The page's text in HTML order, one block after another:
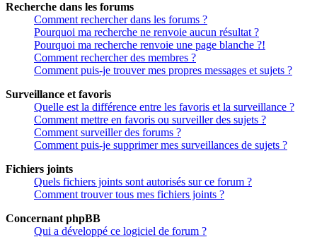
Recherche dans les forums
Comment rechercher dans les forums ?
Pourquoi ma recherche ne renvoie aucun résultat ?
Pourquoi ma recherche renvoie une page blanche ?!
Comment rechercher des membres ?
Comment puis-je trouver mes propres messages et sujets ?
Surveillance et favoris
Quelle est la différence entre les favoris et la surveillance ?
Comment mettre en favoris ou surveiller des sujets ?
Comment surveiller des forums ?
Comment puis-je supprimer mes surveillances de sujets ?
Fichiers joints
Quels fichiers joints sont autorisés sur ce forum ?
Comment trouver tous mes fichiers joints ?
Concernant phpBB
Qui a développé ce logiciel de forum ?